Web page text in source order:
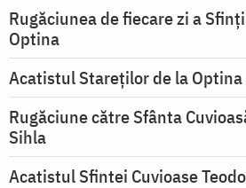
Rugăciunea de fiecare zi a
Optina
Acatistul Stareţilor de la Optina
Rugăciune către Sfânta
Sihla
Acatistul Sfintei Cuvioase